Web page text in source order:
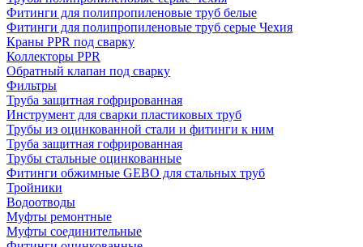
Фитинги для полипропиленовые труб белые
Фитинги для полипропиленовые труб серые Чехия
Краны PPR под сварку
Коллекторы PPR
Обратный клапан под сварку
Фильтры
Труба защитная гофрированная
Инструмент для сварки пластиковых труб
Трубы из оцинкованной стали и фитинги к ним
Труба защитная гофрированная
Трубы стальные оцинкованные
Фитинги обжимные GEBO для стальных труб
Тройники
Водоотводы
Муфты ремонтные
Муфты соединительные